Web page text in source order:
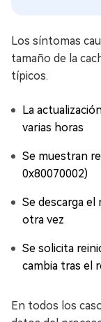
Los síntomas
tamaño de la
típicos.
La
varias horas
Se muestran
0x80070002)
Se descarga el
otra vez
Se solicita
cambia tras el
En todos los